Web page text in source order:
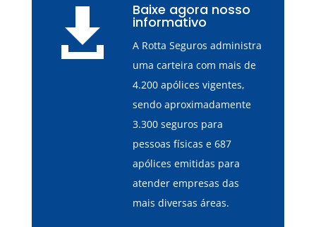
 Baixe agora nosso
informativo
A Rotta Seguros administra
uma carteira com mais de
4.200 apólices vigentes,
sendo aproximadamente
3.300 seguros para
pessoas físicas e 687
apólices emitidas para
atender empresas das
mais diversas áreas.